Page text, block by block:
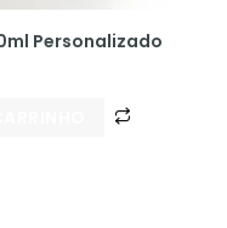
Personalizado